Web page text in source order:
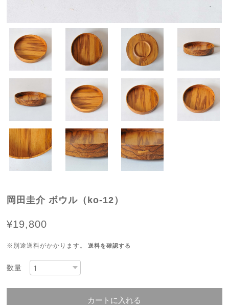
岡田圭介 ボウル（ko-12）
¥19,800
※別途送料がかかります。 送料を確認する
数量
カートに入れる